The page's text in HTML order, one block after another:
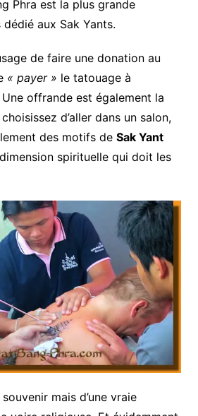
Phra est la plus grande
aux Sak Yants.
de faire une donation au
« payer » le tatouage à
offrande est également la
d’aller dans un salon,
des motifs de Sak Yant
spirituelle qui doit les
souvenir mais d’une vraie